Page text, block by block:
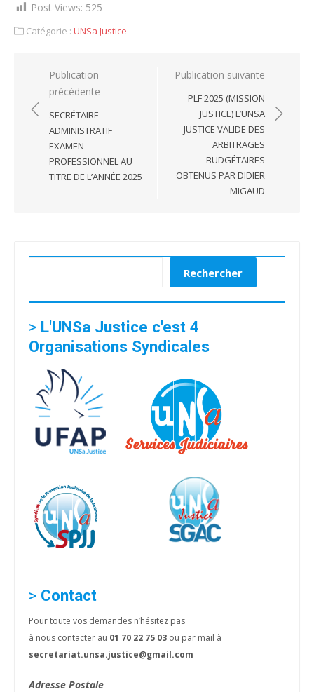
Post Views: 525
Catégorie : UNSa Justice
Navigation
l’article
Publication
précédente
SECRÉTAIRE
ADMINISTRATIF
EXAMEN
PROFESSIONNEL AU
TITRE DE L’ANNÉE 2025
Publication suivante
PLF 2025 (MISSION
JUSTICE) L’UNSA
JUSTICE VALIDE DES
ARBITRAGES
BUDGÉTAIRES
OBTENUS PAR DIDIER
MIGAUD
Rechercher
> L'UNSa Justice c'est 4
Organisations Syndicales
> Contact
Pour toute vos demandes n’hésitez pas
à nous contacter au 01 70 22 75 03 ou par mail à
secretariat.unsa.justice@gmail.com
Adresse Postale